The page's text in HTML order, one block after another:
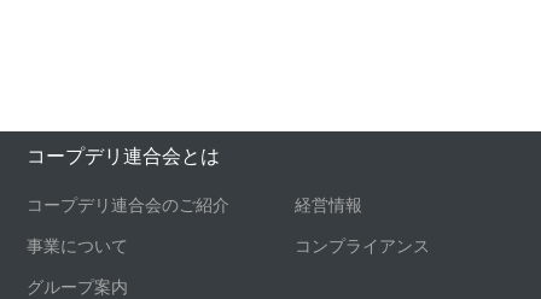
コープデリ連合会とは
コープデリ連合会のご紹介 経営情報
事業について コンプライアンス
グループ案内